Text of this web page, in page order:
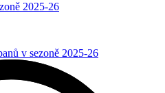
2025-26